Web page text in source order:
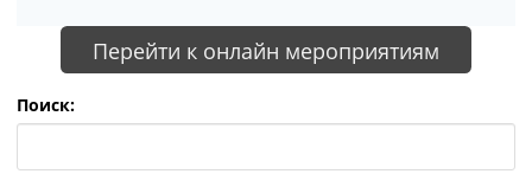
Перейти к онлайн мероприятиям
Поиск: